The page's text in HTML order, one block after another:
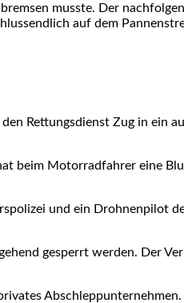
musste. Der
auf dem
Rettungsdienst Zug in ein
beim Motorradfahrer eine
und ein Drohnenpilot
gesperrt werden. Der
Abschleppunternehmen.